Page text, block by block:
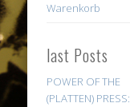
Warenkorb
last Posts
POWER OF THE
(PLATTEN) PRESS: